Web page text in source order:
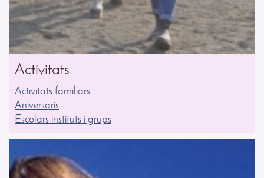
Activitats
Activitats familiars
Aniversaris
Escolars instituts i grups